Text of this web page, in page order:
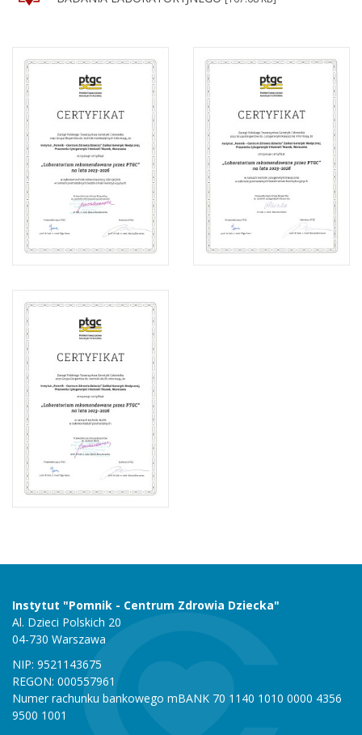
Instytut "Pomnik - Centrum Zdrowia Dziecka"
Al. Dzieci Polskich 20
04-730 Warszawa
NIP: 9521143675
REGON: 000557961
Numer rachunku bankowego mBANK 70 1140 1010 0000 4356
9500 1001